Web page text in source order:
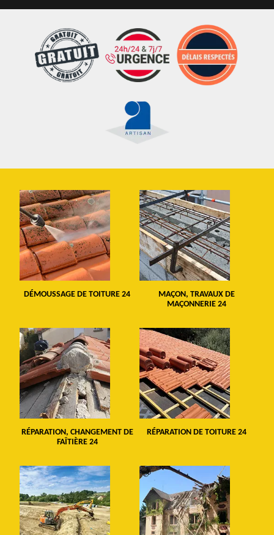
DÉMOUSSAGE DE TOITURE 24
MAÇON, TRAVAUX DE
MAÇONNERIE 24
RÉPARATION, CHANGEMENT DE
FAÎTIÈRE 24
RÉPARATION DE TOITURE 24